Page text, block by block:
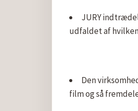
JURY
udfaldet af
Den
film og så